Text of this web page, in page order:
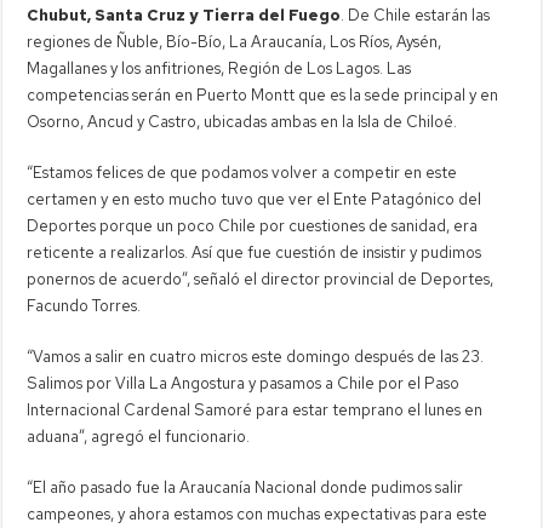
Chubut, Santa Cruz y Tierra del Fuego. De Chile estarán las
regiones de Ñuble, Bío-Bío, La Araucanía, Los Ríos, Aysén,
Magallanes y los anfitriones, Región de Los Lagos. Las
competencias serán en Puerto Montt que es la sede principal y en
Osorno, Ancud y Castro, ubicadas ambas en la Isla de Chiloé.
“Estamos felices de que podamos volver a competir en este
certamen y en esto mucho tuvo que ver el Ente Patagónico del
Deportes porque un poco Chile por cuestiones de sanidad, era
reticente a realizarlos. Así que fue cuestión de insistir y pudimos
ponernos de acuerdo”, señaló el director provincial de Deportes,
Facundo Torres.
“Vamos a salir en cuatro micros este domingo después de las 23.
Salimos por Villa La Angostura y pasamos a Chile por el Paso
Internacional Cardenal Samoré para estar temprano el lunes en
aduana”, agregó el funcionario.
“El año pasado fue la Araucanía Nacional donde pudimos salir
campeones, y ahora estamos con muchas expectativas para este